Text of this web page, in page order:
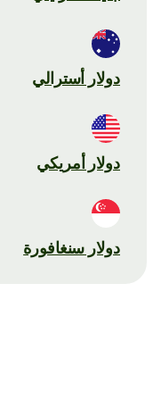
دولار أسترالي
دولار أمريكي
دولار سنغافورة